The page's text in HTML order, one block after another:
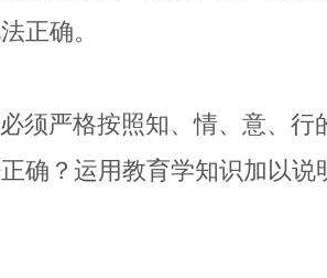
正确。
须严格按照知、情、意、
确？运用教育学知识加以说